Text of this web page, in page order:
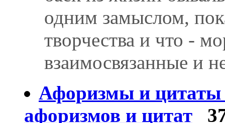
одним замыслом,
творчества и что -
взаимосвязанные и
Афоризмы и цитаты
афоризмов и цитат